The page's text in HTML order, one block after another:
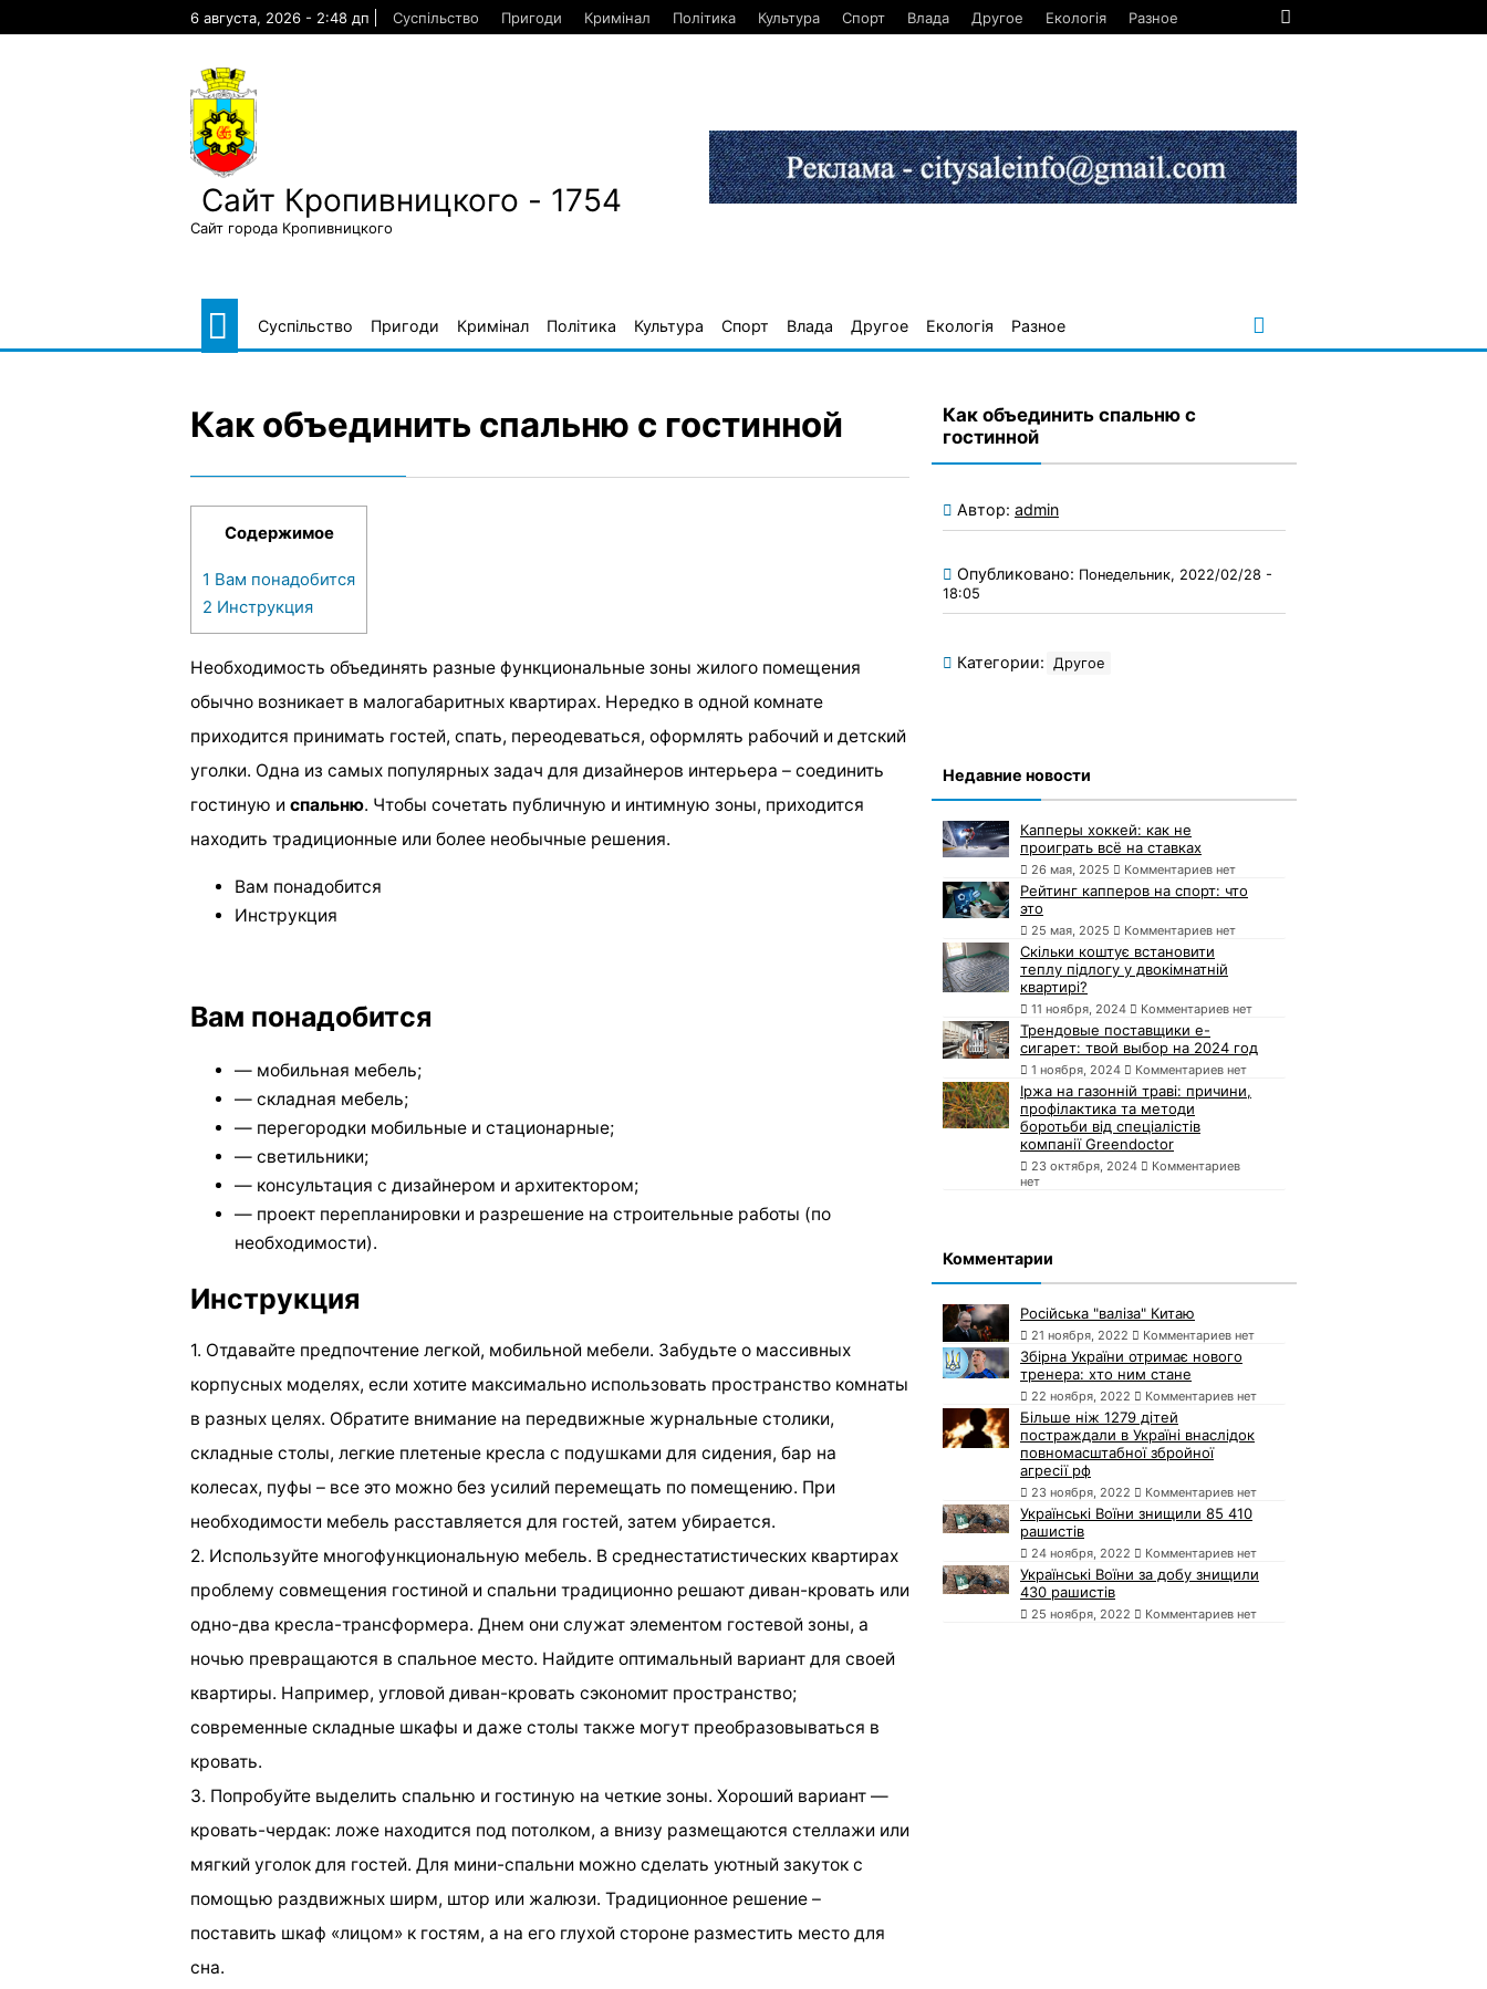
6 августа, 2026 - 2:48 дп Суспільство Пригоди Кримінал Політика Культура Спорт Влада Другое Екологія Разное
Сайт Кропивницкого - 1754
Сайт города Кропивницкого
Суспільство Пригоди Кримінал Політика Культура Спорт Влада Другое Екологія Разное
Как объединить спальню с гостинной
Содержимое
1 Вам понадобится
2 Инструкция
Необходимость объединять разные функциональные зоны жилого помещения
обычно возникает в малогабаритных квартирах. Нередко в одной комнате
приходится принимать гостей, спать, переодеваться, оформлять рабочий и детский
уголки. Одна из самых популярных задач для дизайнеров интерьера – соединить
гостиную и спальню. Чтобы сочетать публичную и интимную зоны, приходится
находить традиционные или более необычные решения.
Вам понадобится
Инструкция
Вам понадобится
— мобильная мебель;
— складная мебель;
— перегородки мобильные и стационарные;
— светильники;
— консультация с дизайнером и архитектором;
— проект перепланировки и разрешение на строительные работы (по
необходимости).
Инструкция
1. Отдавайте предпочтение легкой, мобильной мебели. Забудьте о массивных
корпусных моделях, если хотите максимально использовать пространство комнаты
в разных целях. Обратите внимание на передвижные журнальные столики,
складные столы, легкие плетеные кресла с подушками для сидения, бар на
колесах, пуфы – все это можно без усилий перемещать по помещению. При
необходимости мебель расставляется для гостей, затем убирается.
2. Используйте многофункциональную мебель. В среднестатистических квартирах
проблему совмещения гостиной и спальни традиционно решают диван-кровать или
одно-два кресла-трансформера. Днем они служат элементом гостевой зоны, а
ночью превращаются в спальное место. Найдите оптимальный вариант для своей
квартиры. Например, угловой диван-кровать сэкономит пространство;
современные складные шкафы и даже столы также могут преобразовываться в
кровать.
3. Попробуйте выделить спальню и гостиную на четкие зоны. Хороший вариант —
кровать-чердак: ложе находится под потолком, а внизу размещаются стеллажи или
мягкий уголок для гостей. Для мини-спальни можно сделать уютный закуток с
помощью раздвижных ширм, штор или жалюзи. Традиционное решение –
поставить шкаф «лицом» к гостям, а на его глухой стороне разместить место для
сна.
Как объединить спальню с
гостинной
Автор: admin
Опубликовано: Понедельник, 2022/02/28 -
18:05
Категории: Другое
Недавние новости
Капперы хоккей: как не
проиграть всё на ставках
26 мая, 2025 Комментариев нет
Рейтинг капперов на спорт: что
это
25 мая, 2025 Комментариев нет
Скільки коштує встановити
теплу підлогу у двокімнатній
квартирі?
11 ноября, 2024 Комментариев нет
Трендовые поставщики e-
сигарет: твой выбор на 2024 год
1 ноября, 2024 Комментариев нет
Іржа на газонній траві: причини,
профілактика та методи
боротьби від спеціалістів
компанії Greendoctor
23 октября, 2024
Комментариев
нет
Комментарии
Російська "валіза" Китаю
21 ноября, 2022 Комментариев нет
Збірна України отримає нового
тренера: хто ним стане
22 ноября, 2022 Комментариев нет
Більше ніж 1279 дітей
постраждали в Україні внаслідок
повномасштабної збройної
агресії рф
23 ноября, 2022 Комментариев нет
Українські Воїни знищили 85 410
рашистів
24 ноября, 2022 Комментариев нет
Українські Воїни за добу знищили
430 рашистів
25 ноября, 2022 Комментариев нет